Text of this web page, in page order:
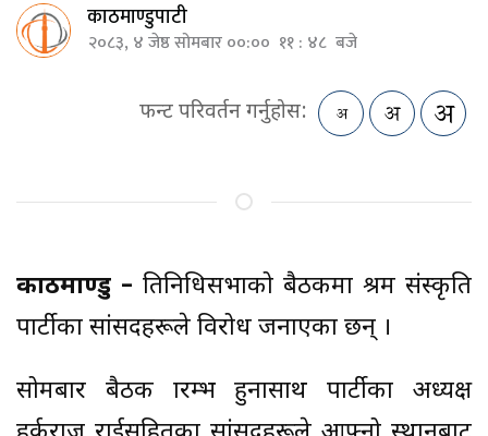
काठमाण्डुपाटी
२०८३, ४ जेष्ठ सोमबार ००:०० ११ : ४८ बजे
फन्ट परिवर्तन गर्नुहोस:
काठमाण्डु – प्रतिनिधिसभाको बैठकमा श्रम संस्कृति
पार्टीका सांसदहरूले विरोध जनाएका छन् ।
सोमबार बैठक प्रारम्भ हुनासाथ पार्टीका अध्यक्ष